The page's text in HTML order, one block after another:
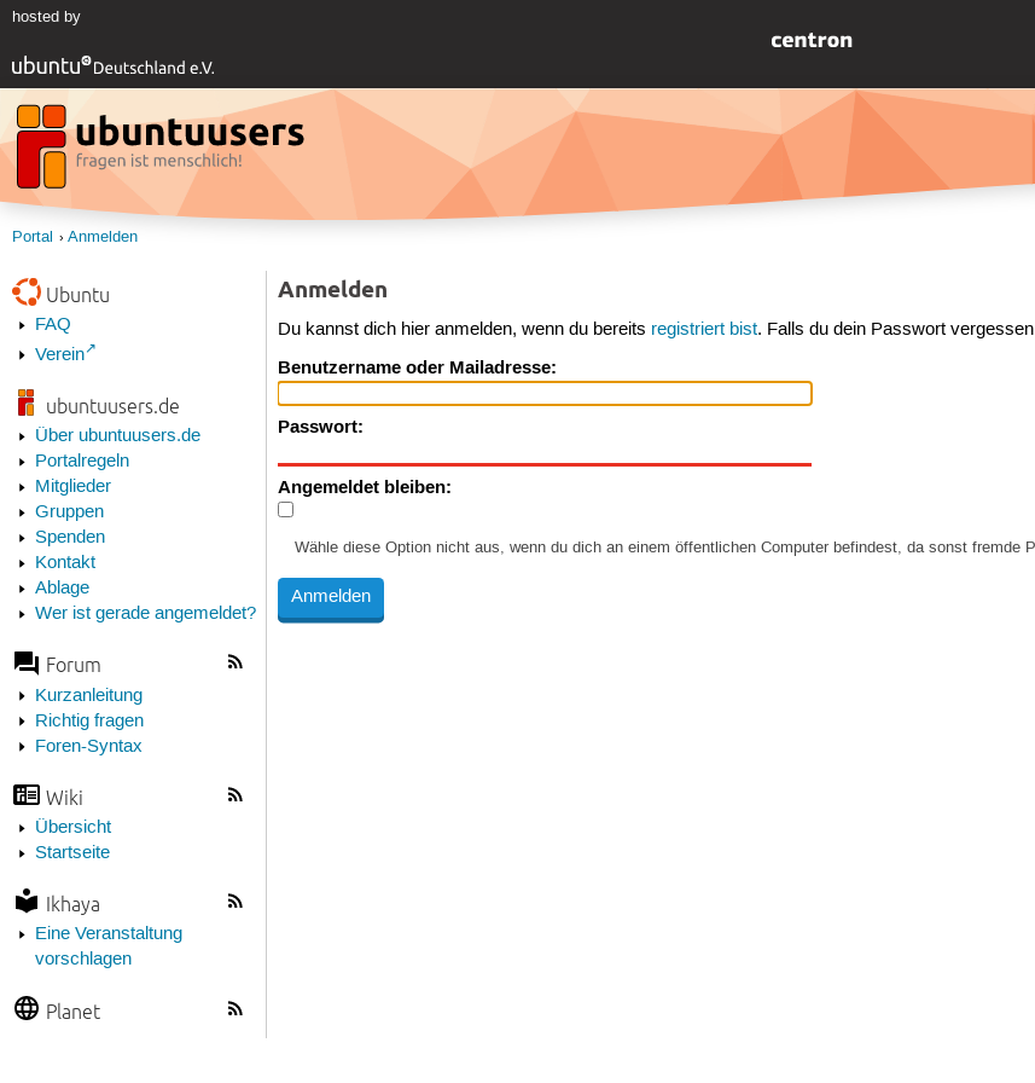
hosted by
Portal Anmelden
Ubuntu
FAQ
Verein
ubuntuusers.de
Über ubuntuusers.de
Portalregeln
Mitglieder
Gruppen
Spenden
Kontakt
Ablage
Wer ist gerade angemeldet?
Forum
Kurzanleitung
Richtig fragen
Foren-Syntax
Wiki
Übersicht
Startseite
Ikhaya
Eine Veranstaltung
vorschlagen
Planet
Anmelden
Du kannst dich hier anmelden, wenn du bereits registriert bist. Falls du dein Passwort
Benutzername oder Mailadresse:
Passwort:
Angemeldet bleiben:
Wähle diese Option nicht aus, wenn du dich an einem öffentlichen Computer befindest, da sonst fremde